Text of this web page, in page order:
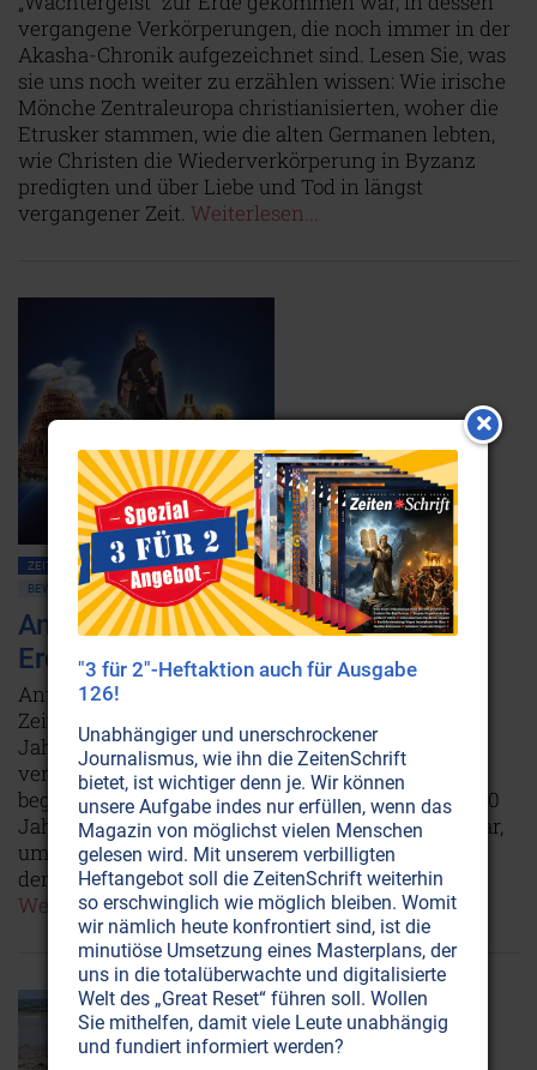
vergangene Verkörperungen, die noch immer in der
Akasha-Chronik aufgezeichnet sind. Lesen Sie, was
sie uns noch weiter zu erzählen wissen: Wie irische
Mönche Zentraleuropa christianisierten, woher die
Etrusker stammen, wie die alten Germanen lebten,
wie Christen die Wiederverkörperung in Byzanz
predigten und über Liebe und Tod in längst
vergangener Zeit. Weiterlesen...
ZEITENSCHRIFT NR. 97, S.50
MENSCHHEITSGESCHICHTE ALLGEMEIN
BEWUSSTSEIN
TOD • REINKARNATION SEELE ANTIKE
Anton Styger: Seelenreise in die
Erdvergangenheit 1/2
Anton Styger, den Sie als „Geister-Erlöser“ aus der
ZeitenSchrift 63 kennen, machte vor wenigen
Jahren eine Art Zeitreise zurück in die
verschiedenen Epochen der Erdgeschichte. Er
begleitete dabei einen jungen Mann, der vor 36'000
Jahren als „Wächtergeist“ zur Erde gekommen war,
um in zahllosen Verkörperungen segensreich für
den Fortschritt der Menschheit zu wirken.
Weiterlesen...
"3 für 2"-Heftaktion auch für Ausgabe
126!
Unabhängiger und unerschrockener
Journalismus, wie ihn die ZeitenSchrift
bietet, ist wichtiger denn je. Wir können
unsere Aufgabe indes nur erfüllen, wenn das
Magazin von möglichst vielen Menschen
gelesen wird. Mit unserem verbilligten
Heftangebot soll die ZeitenSchrift weiterhin
so erschwinglich wie möglich bleiben. Womit
wir nämlich heute konfrontiert sind, ist die
minutiöse Umsetzung eines Masterplans, der
uns in die totalüberwachte und digitalisierte
Welt des „Great Reset“ führen soll. Wollen
Sie mithelfen, damit viele Leute unabhängig
und fundiert informiert werden?